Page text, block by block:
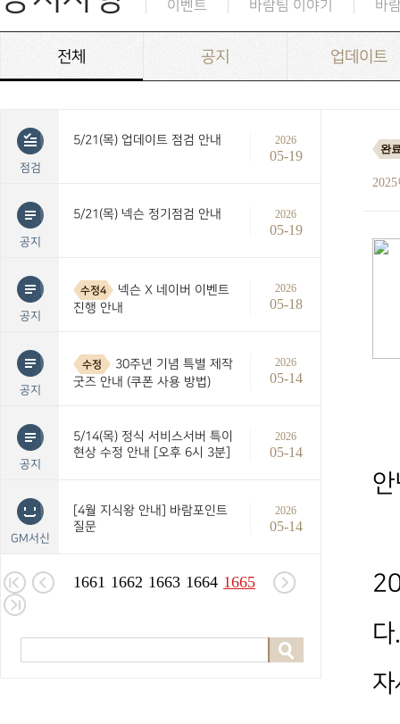
이벤트 바람팀 이야기 바
전체 공지 업데이트
점검
5/21(목) 업데이트 점검 안내 2026
05-19
공지
5/21(목) 넥슨 정기점검 안내 2026
05-19
공지
수정4
넥슨 X 네이버 이벤트
진행 안내
2026
05-18
공지
수정
30주년 기념 특별 제작
굿즈 안내 (쿠폰 사용 방법)
2026
05-14
공지
5/14(목) 정식 서비스서버 특이
현상 수정 안내 [오후 6시 3분]
2026
05-14
GM서신
[4월 지식왕 안내] 바람포인트
질문
2026
05-14
1661 1662 1663 1664 1665
완
다.